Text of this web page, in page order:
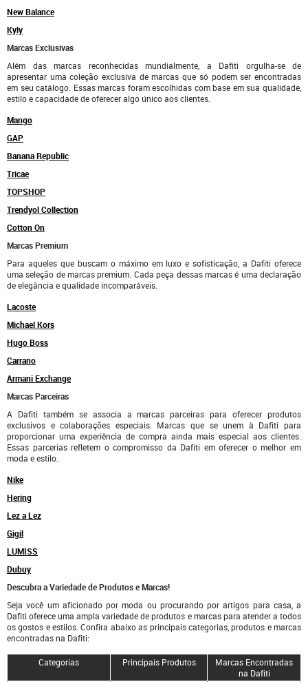
New Balance
Kyly
Marcas Exclusivas
Além das marcas reconhecidas mundialmente, a Dafiti orgulha-se de
apresentar uma coleção exclusiva de marcas que só podem ser encontradas
em seu catálogo. Essas marcas foram escolhidas com base em sua qualidade,
estilo e capacidade de oferecer algo único aos clientes.
Mango
GAP
Banana Republic
Tricae
TOPSHOP
Trendyol Collection
Cotton On
Marcas Premium
Para aqueles que buscam o máximo em luxo e sofisticação, a Dafiti oferece
uma seleção de marcas premium. Cada peça dessas marcas é uma declaração
de elegância e qualidade incomparáveis.
Lacoste
Michael Kors
Hugo Boss
Carrano
Armani Exchange
Marcas Parceiras
A Dafiti também se associa a marcas parceiras para oferecer produtos
exclusivos e colaborações especiais. Marcas que se unem à Dafiti para
proporcionar uma experiência de compra ainda mais especial aos clientes.
Essas parcerias refletem o compromisso da Dafiti em oferecer o melhor em
moda e estilo.
Nike
Hering
Lez a Lez
Gigil
LUMISS
Dubuy
Descubra a Variedade de Produtos e Marcas!
Seja você um aficionado por moda ou procurando por artigos para casa, a
Dafiti oferece uma ampla variedade de produtos e marcas para atender a todos
os gostos e estilos. Confira abaixo as principais categorias, produtos e marcas
encontradas na Dafiti:
Categorias Principais Produtos
Marcas Encontradas
na Dafiti